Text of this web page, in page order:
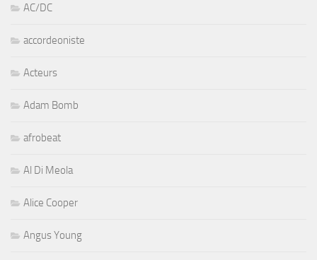
AC/DC
accordeoniste
Acteurs
Adam Bomb
afrobeat
Al Di Meola
Alice Cooper
Angus Young